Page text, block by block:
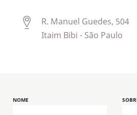
R. Manuel Guedes, 504
Itaim Bibi - São Paulo
NOME